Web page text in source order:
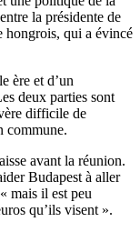
la présidente de
hongrois, qui a évincé
ère et d’un
deux parties sont
difficile de
commune.
avant la réunion.
Budapest à aller
mais il est peu
qu’ils visent ».